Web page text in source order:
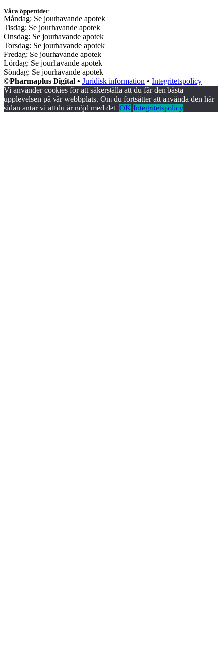
Våra öppettider
Måndag: Se jourhavande apotek
Tisdag: Se jourhavande apotek
Onsdag: Se jourhavande apotek
Torsdag: Se jourhavande apotek
Fredag: Se jourhavande apotek
Lördag: Se jourhavande apotek
Söndag: Se jourhavande apotek
©Pharmaplus Digital • Juridisk information • Integritetspolicy
Vi använder cookies för att säkerställa att du får den bästa
upplevelsen på vår webbplats. Om du fortsätter att använda den här
sidan antar vi att du är nöjd med det. OK Integritetspolicy